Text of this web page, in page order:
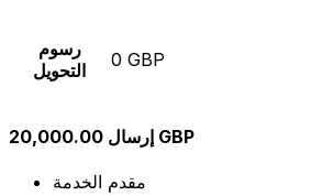
رسوم
التحويل
0 GBP
إرسال 20,000.00 GBP
مقدم الخدمة